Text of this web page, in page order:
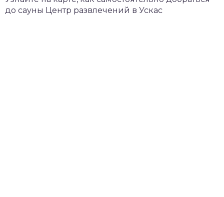
до сауны Центр развлечений в Ускас